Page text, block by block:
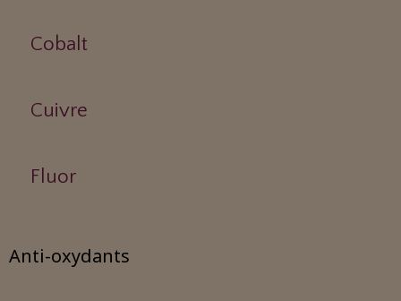
Cobalt
Cuivre
Fluor
Anti-oxydants